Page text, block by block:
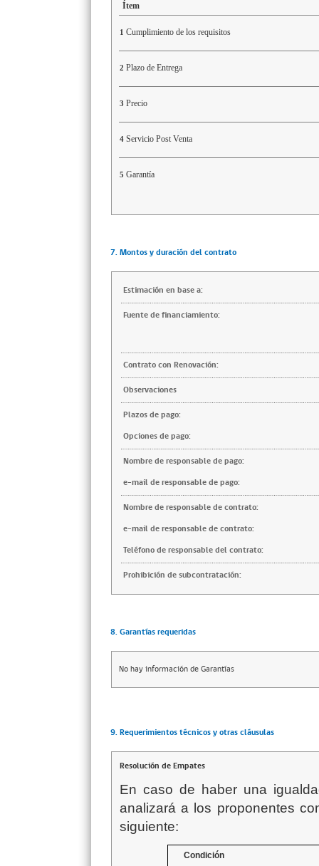
Ítem
1 Cumplimiento de los requisitos
2 Plazo de Entrega
3 Precio
4 Servicio Post Venta
5 Garantía
7. Montos y duración del contrato
Estimación en base a:
Fuente de financiamiento:
Contrato con Renovación:
Observaciones
Plazos de pago:
Opciones de pago:
Nombre de responsable de pago:
e-mail de responsable de pago:
Nombre de responsable de contrato:
e-mail de responsable de contrato:
Teléfono de responsable del contrato:
Prohibición de subcontratación:
8. Garantías requeridas
No hay información de Garantías
9. Requerimientos técnicos y otras cláusulas
Resolución de Empates
En caso de haber una
analizará a los proponentes
siguiente:
Condición